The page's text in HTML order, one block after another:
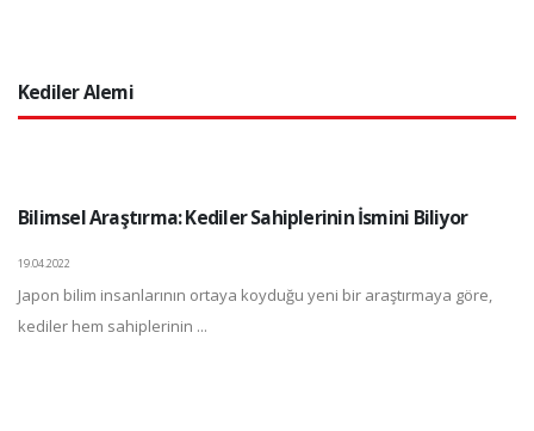
Kediler Alemi
Bilimsel Araştırma: Kediler Sahiplerinin İsmini Biliyor
19.04.2022
Japon bilim insanlarının ortaya koyduğu yeni bir araştırmaya göre,
kediler hem sahiplerinin ...